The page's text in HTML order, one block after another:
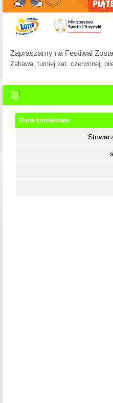
Zapraszamy na Festiwal
Zabawa, turniej kat. czerwonej,
Dane kontaktowe